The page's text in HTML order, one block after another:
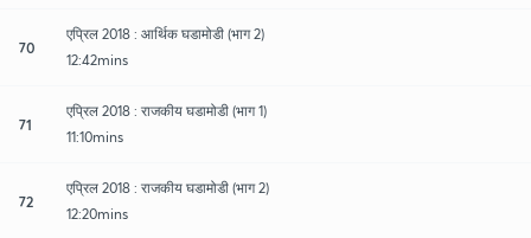
70
एप्रिल 2018 : आर्थिक घडामोडी (भाग 2)
12:42mins
71
एप्रिल 2018 : राजकीय घडामोडी (भाग 1)
11:10mins
72
एप्रिल 2018 : राजकीय घडामोडी (भाग 2)
12:20mins